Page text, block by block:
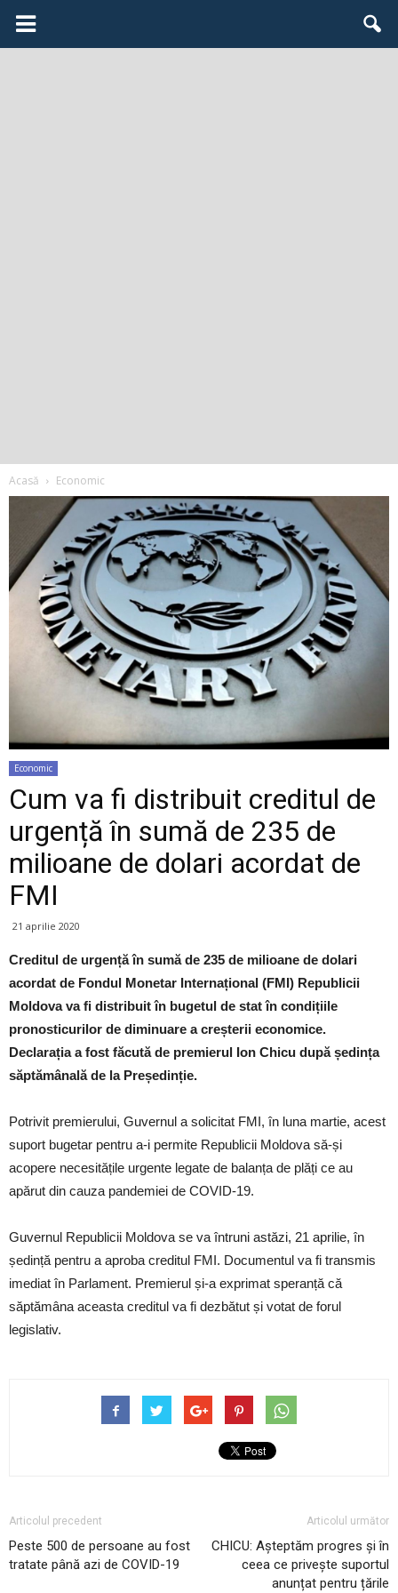
Acasă Economic
Economic
Cum va fi distribuit creditul de
urgență în sumă de 235 de
milioane de dolari acordat de
FMI
21 aprilie 2020
Creditul de urgență în sumă de 235 de milioane de dolari
acordat de Fondul Monetar Internațional (FMI) Republicii
Moldova va fi distribuit în bugetul de stat în condițiile
pronosticurilor de diminuare a creșterii economice.
Declarația a fost făcută de premierul Ion Chicu după ședința
săptămânală de la Președinție.
Potrivit premierului, Guvernul a solicitat FMI, în luna martie, acest
suport bugetar pentru a-i permite Republicii Moldova să-și
acopere necesitățile urgente legate de balanța de plăți ce au
apărut din cauza pandemiei de COVID-19.
Guvernul Republicii Moldova se va întruni astăzi, 21 aprilie, în
ședință pentru a aproba creditul FMI. Documentul va fi transmis
imediat în Parlament. Premierul și-a exprimat speranță că
săptămâna aceasta creditul va fi dezbătut și votat de forul
legislativ.
Articolul precedent
Peste 500 de persoane au fost
tratate până azi de COVID-19
Articolul următor
CHICU: Așteptăm progres și în
ceea ce privește suportul
anunțat pentru țările